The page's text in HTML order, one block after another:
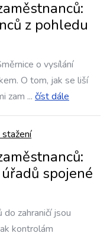
z pohledu
o vysílání
O tom, jak se liší
zam ... číst dále
spojené
zahraničí jsou
kontrolám